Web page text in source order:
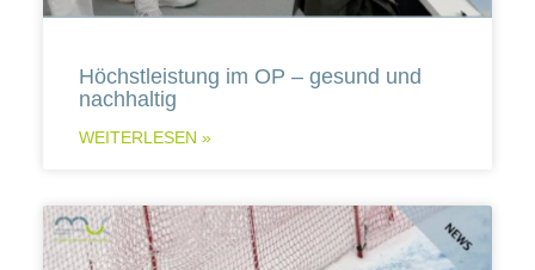
Höchstleistung im OP – gesund und
nachhaltig
WEITERLESEN »